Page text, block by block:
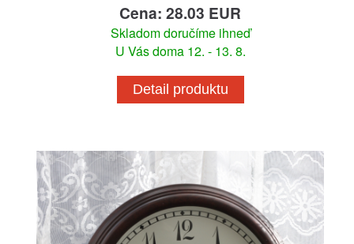
Cena: 28.03 EUR
Skladom doručíme ihneď
U Vás doma 12. - 13. 8.
Detail produktu